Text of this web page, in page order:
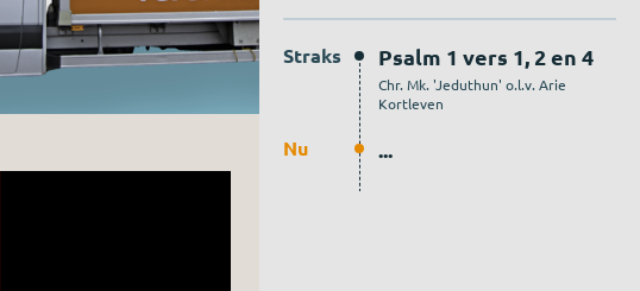
Straks Psalm 1 vers 1, 2 en 4
Chr. Mk. 'Jeduthun' o.l.v. Arie
Kortleven
Nu ...